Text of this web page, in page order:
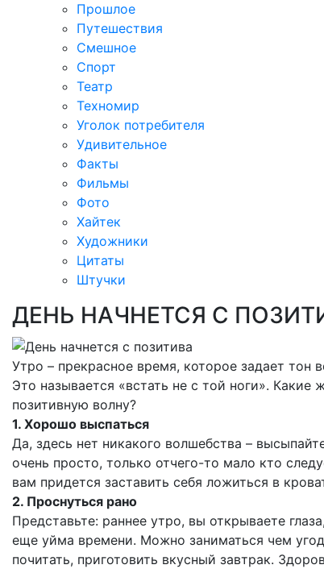
Прошлое
Путешествия
Смешное
Спорт
Театр
Техномир
Уголок потребителя
Удивительное
Факты
Фильмы
Фото
Хайтек
Художники
Цитаты
Штучки
ДЕНЬ НАЧНЕТСЯ С
Утро – прекрасное время, которое задает тон
Это называется «встать не с той ноги».
позитивную волну?
1. Хорошо выспаться
Да, здесь нет никакого волшебства –
очень просто, только отчего-то мало кто
вам придется заставить себя ложиться в
2. Проснуться рано
Представьте: раннее утро, вы открываете
еще уйма времени. Можно заниматься чем
почитать, приготовить вкусный завтрак.